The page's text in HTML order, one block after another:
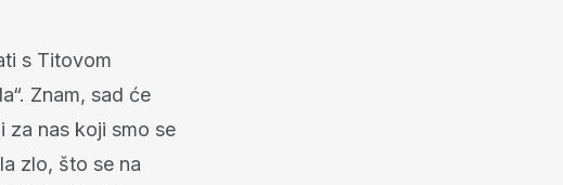
s Titovom
Znam, sad će
za nas koji smo se
zlo, što se na